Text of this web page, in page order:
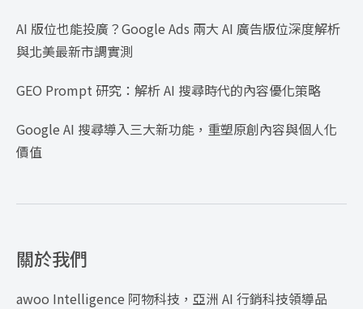
AI 版位也能投廣？Google Ads 兩大 AI 廣告版位深度解析
與北美最新市調實測
GEO Prompt 研究：解析 AI 搜尋時代的內容優化策略
Google AI 搜尋導入三大新功能，重塑原創內容與個人化
價值
關於我們
awoo Intelligence 阿物科技，亞洲 AI 行銷科技領導品